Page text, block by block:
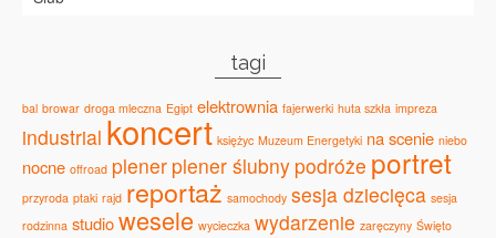
tagi
bal browar droga mleczna Egipt elektrownia fajerwerki huta szkła impreza
industrial koncert księżyc Muzeum Energetyki na scenie niebo
nocne offroad plener plener ślubny podróże portret
przyroda ptaki rajd reportaż samochody sesja dziecięca sesja
rodzinna studiowesele wycieczka wydarzenie zaręczyny Święto